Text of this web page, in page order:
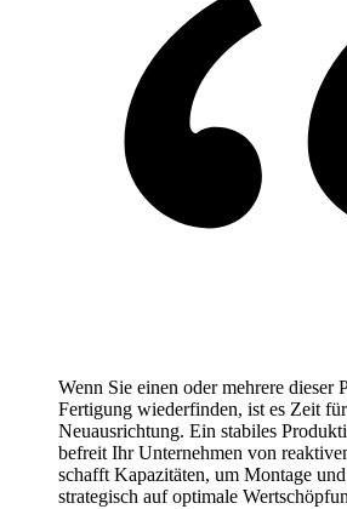
Wenn Sie einen oder mehrere dieser
Fertigung wiederfinden, ist es Zeit
Neuausrichtung. Ein stabiles
befreit Ihr Unternehmen von
schafft Kapazitäten, um Montage
strategisch auf optimale